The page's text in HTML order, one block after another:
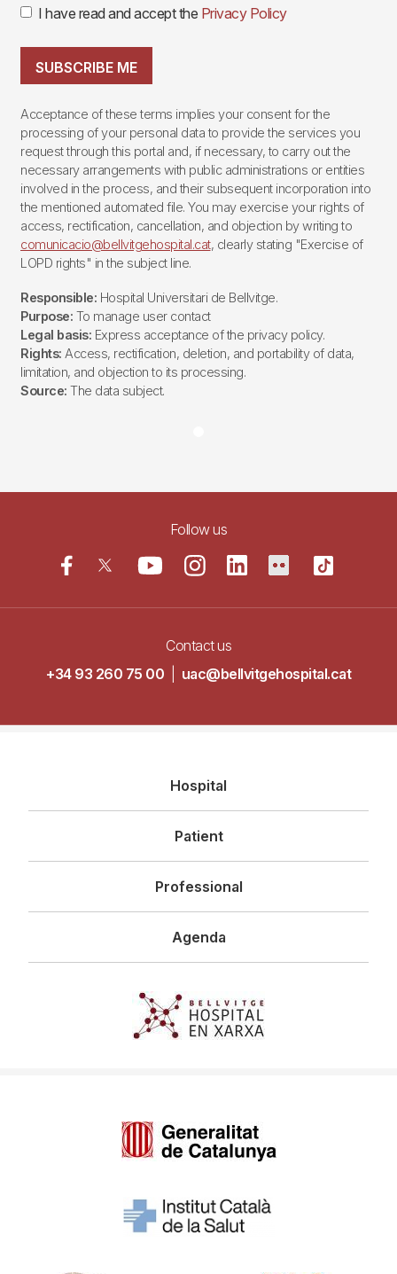
I have read and accept the Privacy Policy
SUBSCRIBE ME
Acceptance of these terms implies your consent for the
processing of your personal data to provide the services you
request through this portal and, if necessary, to carry out the
necessary arrangements with public administrations or entities
involved in the process, and their subsequent incorporation into
the mentioned automated file. You may exercise your rights of
access, rectification, cancellation, and objection by writing to
comunicacio@bellvitgehospital.cat, clearly stating "Exercise of
LOPD rights" in the subject line.
Responsible: Hospital Universitari de Bellvitge.
Purpose: To manage user contact
Legal basis: Express acceptance of the privacy policy.
Rights: Access, rectification, deletion, and portability of data,
limitation, and objection to its processing.
Source: The data subject.
Follow us
Contact us
+34 93 260 75 00
uac@bellvitgehospital.cat
principal
Hospital
Patient
Professional
Agenda